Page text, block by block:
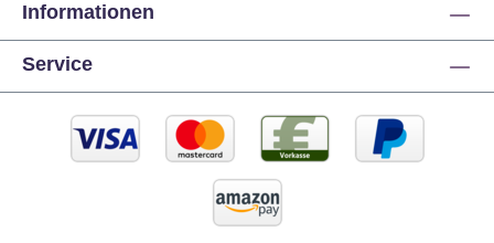
Informationen
Service